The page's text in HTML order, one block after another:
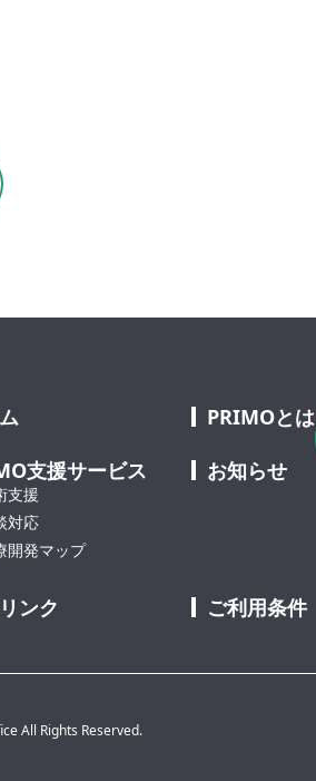
PRIMOとは
支援サービス
支援
対応
開発マップ
お知らせ
ンク ご利用条件
All Rights Reserved.